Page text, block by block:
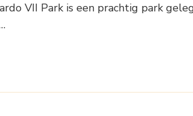
VII Park is een prachtig park